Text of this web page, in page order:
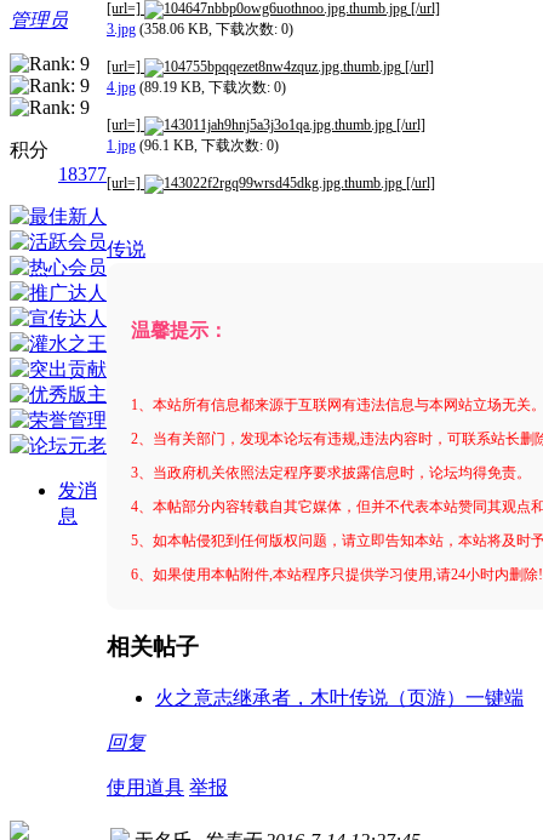
管理员
积分
18377
发消
息
[url=]
[/url]
3.jpg (358.06 KB, 下载次数: 0)
[url=]
[/url]
4.jpg (89.19 KB, 下载次数: 0)
[url=]
[/url]
1.jpg (96.1 KB, 下载次数: 0)
[url=] [/url]
传说
温馨提示：
1、本站所有信息都来源于互联网有违法信息与本网站立场无关
2、当有关部门，发现本论坛有违规,违法内容时，可联系站长删
3、当政府机关依照法定程序要求披露信息时，论坛均得免责。
4、本帖部分内容转载自其它媒体，但并不代表本站赞同其观点
5、如本帖侵犯到任何版权问题，请立即告知本站，本站将及时
6、如果使用本帖附件,本站程序只提供学习使用,请24小时内删
相关帖子
火之意志继承者，木叶传说（页游）一键端
回复
使用道具 举报